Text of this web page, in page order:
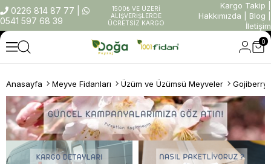
0226 814 87 77
0541 597 68 39
1500₺ VE ÜZERİ
ALIŞVERİŞLERDE
ÜCRETSİZ KARGO
Kargo Takip
Hakkımızda
Blog
İletişim
0
Anasayfa Meyve Fidanları Üzüm ve Üzümsü Meyveler Gojiberry